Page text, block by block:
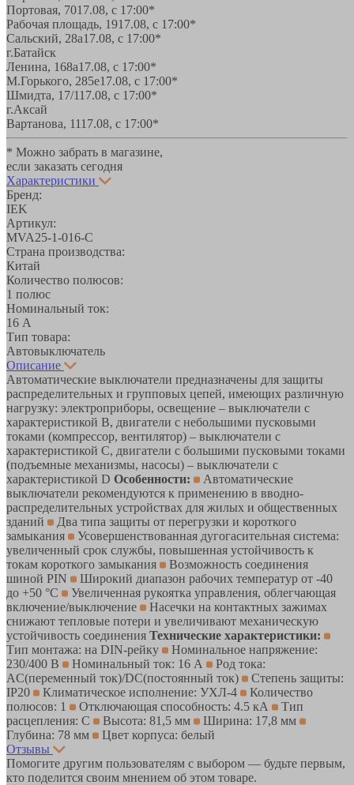
Портовая, 7017.08, с 17:00*
Рабочая площадь, 1917.08, с 17:00*
Сальский, 28a17.08, с 17:00*
г.Батайск
Ленина, 168а17.08, с 17:00*
М.Горького, 285е17.08, с 17:00*
Шмидта, 17/117.08, с 17:00*
г.Аксай
Вартанова, 1117.08, с 17:00*
* Можно забрать в магазине,
если заказать сегодня
Характеристики
Бренд:
IEK
Артикул:
MVA25-1-016-C
Страна производства:
Китай
Количество полюсов:
1 полюс
Номинальный ток:
16 А
Тип товара:
Автовыключатель
Описание
Автоматические выключатели предназначены для защиты
распределительных и групповых цепей, имеющих различную
нагрузку: электроприборы, освещение – выключатели с
характеристикой В, двигатели с небольшими пусковыми
токами (компрессор, вентилятор) – выключатели с
характеристикой C, двигатели с большими пусковыми токами
(подъемные механизмы, насосы) – выключатели с
характеристикой D Особенности:
Автоматические
выключатели рекомендуются к применению в вводно-
распределительных устройствах для жилых и общественных
зданий
Два типа защиты от перегрузки и короткого
замыкания
Усовершенствованная дугогасительная система:
увеличенный срок службы, повышенная устойчивость к
токам короткого замыкания
Возможность соединения
шиной PIN
Широкий диапазон рабочих температур от -40
до +50 °С
Увеличенная рукоятка управления, облегчающая
включение/выключение
Насечки на контактных зажимах
снижают тепловые потери и увеличивают механическую
устойчивость соединения Технические характеристики:
Тип монтажа: на DIN-рейку
Номинальное напряжение:
230/400 В
Номинальный ток: 16 А
Род тока:
AC(переменный ток)/DC(постоянный ток)
Степень защиты:
IP20
Климатическое исполнение: УХЛ-4
Количество
полюсов: 1
Отключающая способность: 4.5 кА
Тип
расцепления: C
Высота: 81,5 мм
Ширина: 17,8 мм
Глубина: 78 мм
Цвет корпуса: белый
Отзывы
Помогите другим пользователям с выбором — будьте первым,
кто поделится своим мнением об этом товаре.